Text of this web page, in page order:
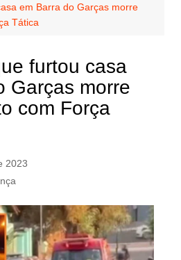
em Barra do Garças morre
Tática
furtou casa
Garças morre
com Força
2023